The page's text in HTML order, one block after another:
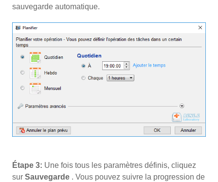
sauvegarde automatique.
Étape 3: Une fois tous les paramètres définis, cliquez
sur Sauvegarde . Vous pouvez suivre la progression de